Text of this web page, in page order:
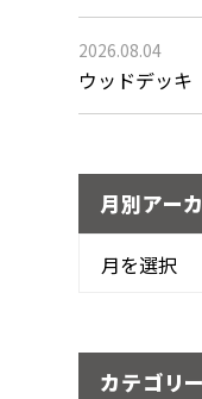
2026.08.04
ウッドデッキ
月別アー
月を選択
カテゴリー